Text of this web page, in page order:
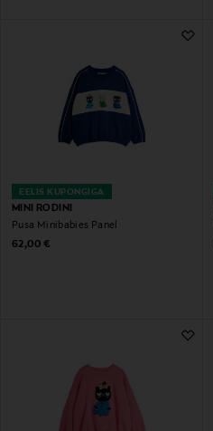
EELIS KUPONGIGA
MINI RODINI
Pusa Minibabies Panel
Original Price
62,00 €